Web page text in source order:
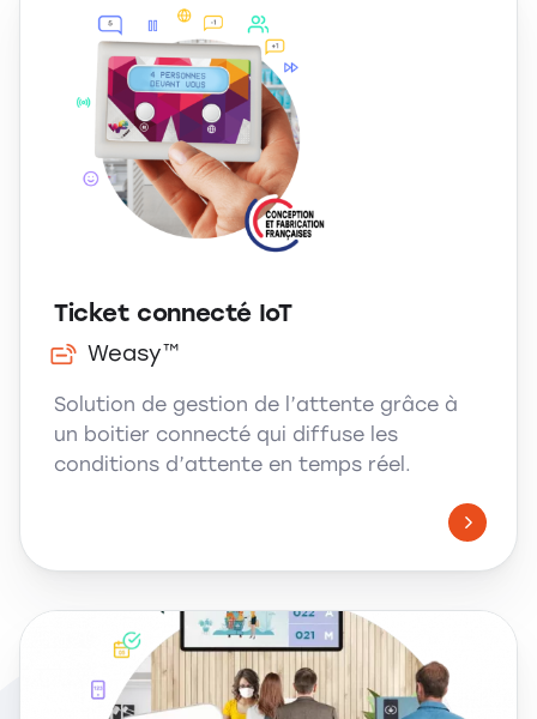
Ticket connecté IoT
Weasy™
Solution de gestion de l’attente grâce à
un boitier connecté qui diffuse les
conditions d’attente en temps réel.